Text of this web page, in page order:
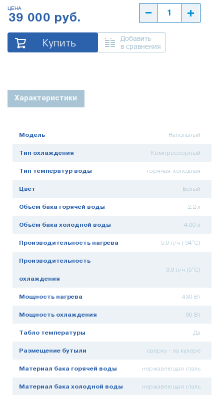
ЦЕНА
39 000 руб.
Купить
Добавить
в сравнения
Характеристики
Модель Напольный
Тип охлаждения Компрессорный
Тип температур воды горячая-холодная
Цвет Белый
Объём бака горячей воды 2.2 л
Объём бака холодной воды 4.00 л
Производительность нагрева 5.0 л/ч ( 94°C)
Производительность
охлаждения
3.0 л/ч (5°C)
Мощность нагрева 430 Вт
Мощность охлаждения 90 Вт
Табло температуры Да
Размещение бутыли сверху - на кулере
Материал бака горячей воды нержавеющая сталь
Материал бака холодной воды нержавеющая сталь